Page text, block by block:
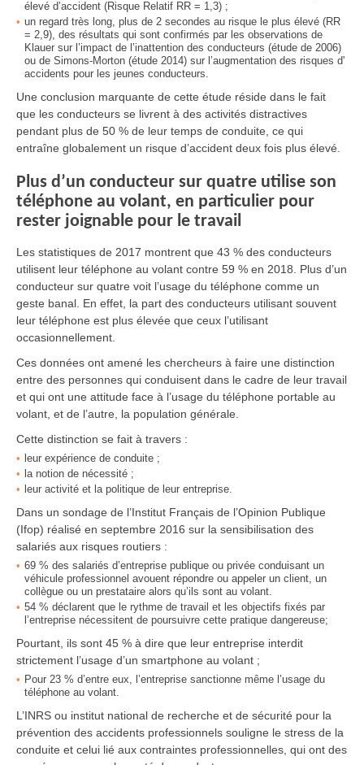
élevé d’accident (Risque Relatif RR = 1,3) ;
un regard très long, plus de 2 secondes au risque le plus élevé (RR
= 2,9), des résultats qui sont confirmés par les observations de
Klauer sur l’impact de l’inattention des conducteurs (étude de 2006)
ou de Simons-Morton (étude 2014) sur l’augmentation des risques d'
accidents pour les jeunes conducteurs.
Une conclusion marquante de cette étude réside dans le fait
que les conducteurs se livrent à des activités distractives
pendant plus de 50 % de leur temps de conduite, ce qui
entraîne globalement un risque d’accident deux fois plus élevé.
Plus d’un conducteur sur quatre utilise son
téléphone au volant, en particulier pour
rester joignable pour le travail
Les statistiques de 2017 montrent que 43 % des conducteurs
utilisent leur téléphone au volant contre 59 % en 2018. Plus d’un
conducteur sur quatre voit l’usage du téléphone comme un
geste banal. En effet, la part des conducteurs utilisant souvent
leur téléphone est plus élevée que ceux l’utilisant
occasionnellement.
Ces données ont amené les chercheurs à faire une distinction
entre des personnes qui conduisent dans le cadre de leur travail
et qui ont une attitude face à l’usage du téléphone portable au
volant, et de l’autre, la population générale.
Cette distinction se fait à travers :
leur expérience de conduite ;
la notion de nécessité ;
leur activité et la politique de leur entreprise.
Dans un sondage de l’Institut Français de l’Opinion Publique
(Ifop) réalisé en septembre 2016 sur la sensibilisation des
salariés aux risques routiers :
69 % des salariés d’entreprise publique ou privée conduisant un
véhicule professionnel avouent répondre ou appeler un client, un
collègue ou un prestataire alors qu’ils sont au volant.
54 % déclarent que le rythme de travail et les objectifs fixés par
l’entreprise nécessitent de poursuivre cette pratique dangereuse;
Pourtant, ils sont 45 % à dire que leur entreprise interdit
strictement l’usage d’un smartphone au volant ;
Pour 23 % d’entre eux, l’entreprise sanctionne même l’usage du
téléphone au volant.
L’INRS ou institut national de recherche et de sécurité pour la
prévention des accidents professionnels souligne le stress de la
conduite et celui lié aux contraintes professionnelles, qui ont des